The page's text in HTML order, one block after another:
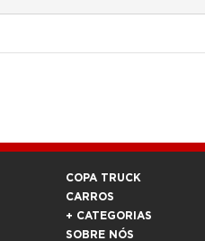
COPA TRUCK
CARROS
+ CATEGORIAS
SOBRE NÓS